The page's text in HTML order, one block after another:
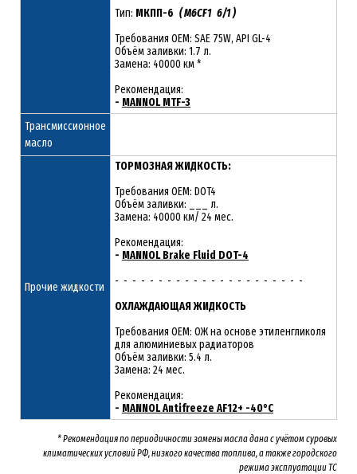
Тип: МКПП-6 ( M6CF1 6/1 )
Требования OEM: SAE 75W, API GL-4
Объём заливки: 1.7 л.
Замена: 40000 км *
Рекомендация:
- MANNOL MTF-3
Трансмиссионное
масло
Прочие жидкости
ТОРМОЗНАЯ ЖИДКОСТЬ:
Требования OEM: DOT4
Объём заливки: ___ л.
Замена: 40000 км/ 24 мес.
Рекомендация:
- MANNOL Brake Fluid DOT-4
- - - - - - - - - - - - - - - - - - - - - -
ОХЛАЖДАЮЩАЯ ЖИДКОСТЬ
Требования OEM: ОЖ на основе этиленгликоля
для алюминиевых радиаторов
Объём заливки: 5.4 л.
Замена: 24 мес.
Рекомендация:
- MANNOL Antifreeze AF12+ -40°C
* Рекомендация по периодичности замены масла дана с учётом суровых
климатических условий РФ, низкого качества топлива, а также городского
режима эксплуатации ТС